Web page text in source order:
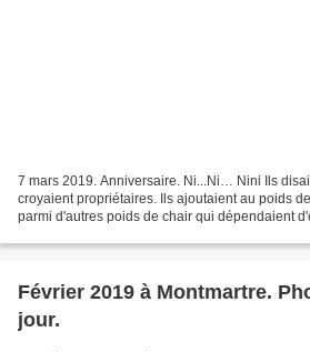
7 mars 2019. Anniversaire. Ni...Ni… Nini Ils
croyaient propriétaires. Ils ajoutaient au poids
parmi d'autres poids de chair qui dépendaient
Février 2019 à Montmartre.
jour.